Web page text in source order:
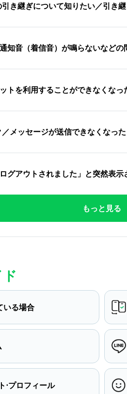
き継ぎについて知りたい／引き
知音（着信音）が鳴らないなどの
トを利用することができなくなっ
メッセージが送信できなくなった
グアウトされました」と突然表示
もっと見る
いる場合
⋅プロフィール